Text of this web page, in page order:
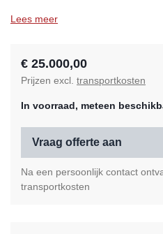
Lees meer
€ 25.000,00
Prijzen excl. transportkosten
In voorraad, meteen
Vraag offerte aan
Na een persoonlijk contact
transportkosten